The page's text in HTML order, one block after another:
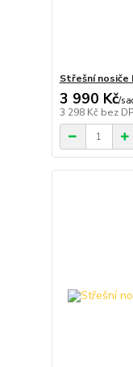
Střešní nosiče
3 990 Kč/
3 298 Kč bez